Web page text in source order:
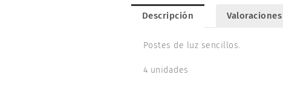
Descripción
Postes de luz sencillos.
4 unidades